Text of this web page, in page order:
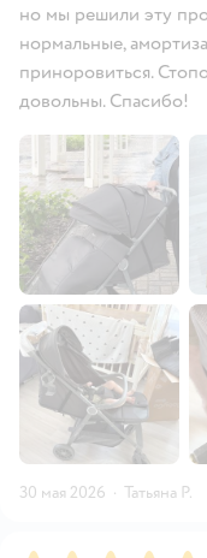
но мы решили эту
нормальные,
приноровиться.
довольны. Спасибо!
30 мая 2026 · Татьяна Р.